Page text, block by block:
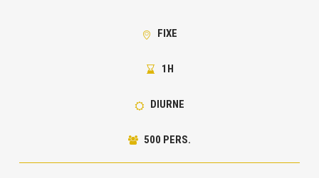
FIXE
1H
DIURNE
500 PERS.